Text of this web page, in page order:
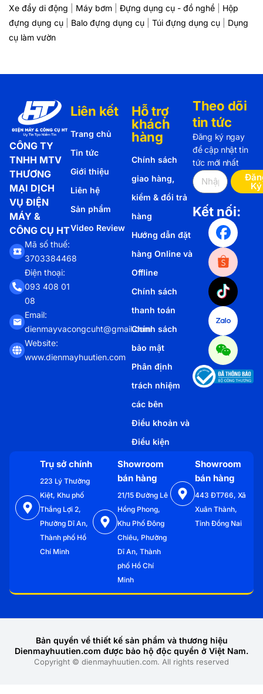
Xe đẩy di động Máy bơm Đựng dụng cụ - đồ nghề
Hộp
đựng dụng cụ
Balo đựng dụng cụ Túi đựng dụng cụ
Dụng
cụ làm vườn
CÔNG TY
TNHH MTV
THƯƠNG
MẠI DỊCH
VỤ ĐIỆN
MÁY &
CÔNG CỤ HT
Mã số thuế:
3703384468
Điện thoại:
093 408 01
08
Email:
dienmayvacongcuht@gmail.com
Website:
www.dienmayhuutien.com
Liên kết
Trang chủ
Tin tức
Giới thiệu
Liên hệ
Sản phẩm
Video Review
Hỗ trợ
khách
hàng
Chính sách
giao hàng,
kiểm & đổi trả
hàng
Hướng dẫn đặt
hàng Online và
Offline
Chính sách
thanh toán
Chính sách
bảo mật
Phân định
trách nhiệm
các bên
Điều khoản và
Điều kiện
Theo dõi
tin tức
Đăng ký ngay
để cập nhật tin
tức mới nhất
Ký
Kết nối:
Trụ sở chính
223 Lý Thường
Kiệt, Khu phố
Thắng Lợi 2,
Phường Dĩ An,
Thành phố Hồ
Chí Minh
Showroom
bán hàng
21/15 Đường Lê
Hồng Phong,
Khu Phố Đông
Chiêu, Phường
Dĩ An, Thành
phố Hồ Chí
Minh
Showroom
bán hàng
443 ĐT766, Xã
Xuân Thành,
Tỉnh Đồng Nai
Copyright © dienmayhuutien.com. All rights reserved
Bản quyền về thiết kế sản phẩm và thương hiệu
Dienmayhuutien.com được bảo hộ độc quyền ở Việt Nam.